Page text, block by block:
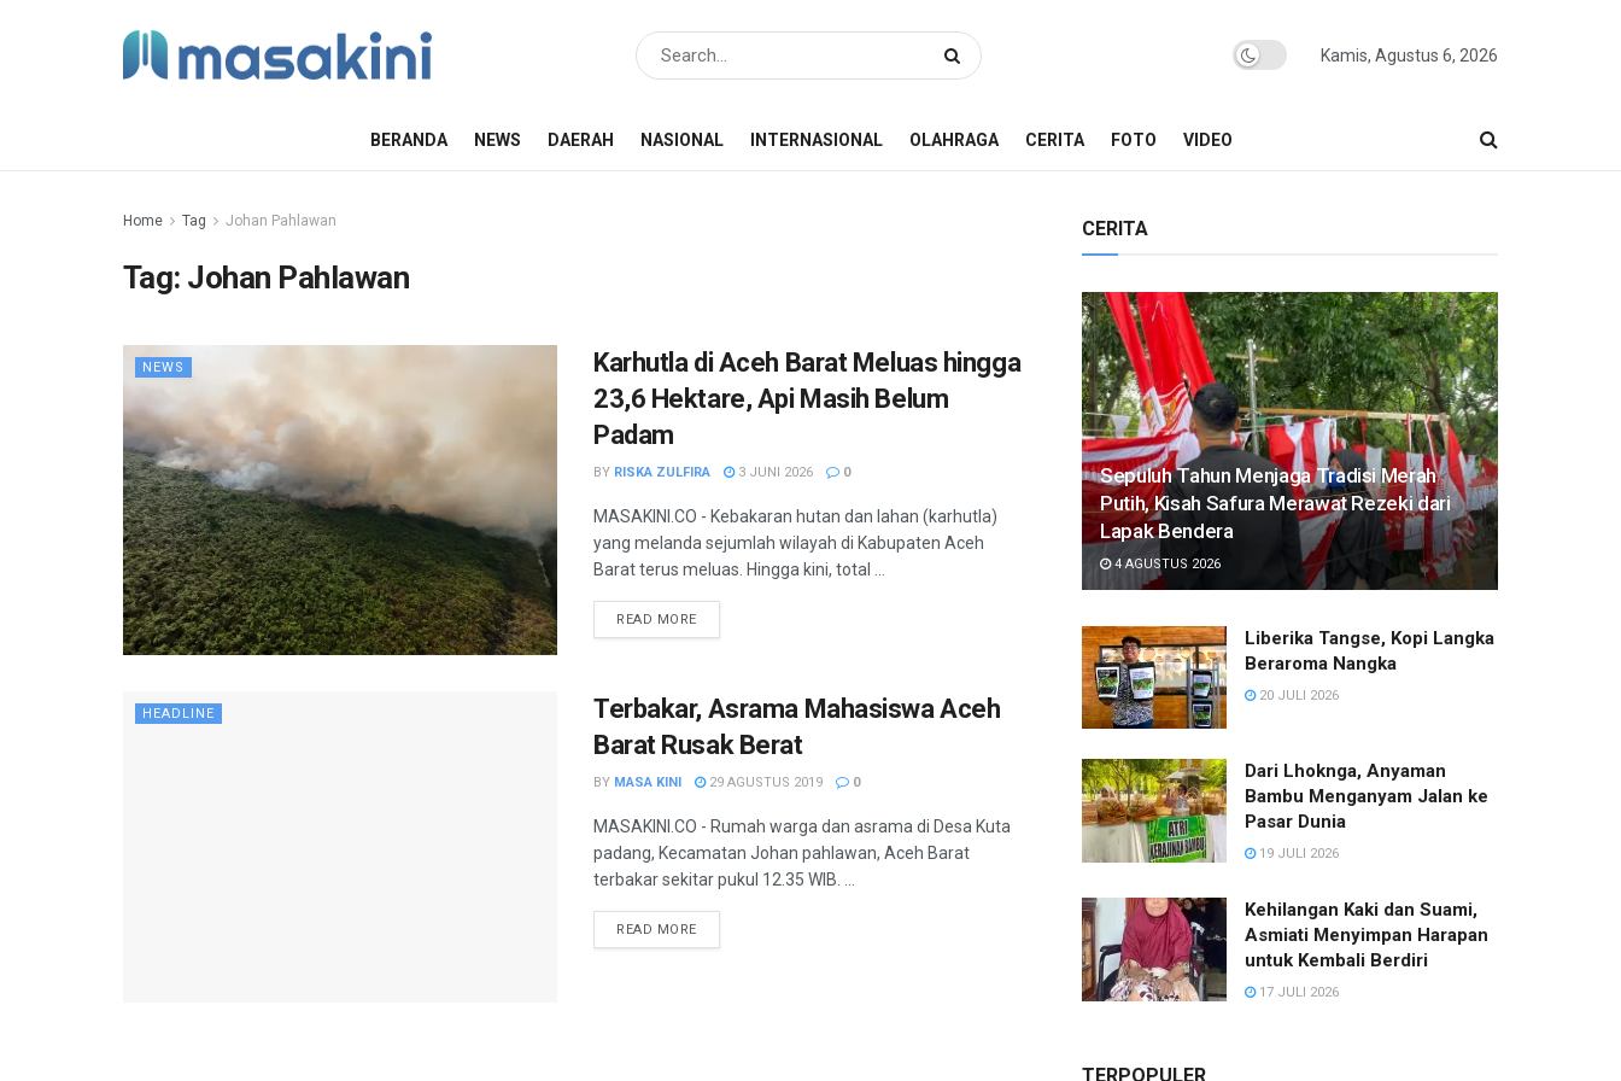
Kamis, Agustus 6, 2026
BERANDA NEWS DAERAH NASIONAL INTERNASIONAL OLAHRAGA CERITA FOTO VIDEO
Home Tag Johan Pahlawan
Tag: Johan Pahlawan
NEWS
Karhutla di Aceh Barat Meluas hingga
23,6 Hektare, Api Masih Belum
Padam
BY RISKA ZULFIRA 3 JUNI 2026 0
MASAKINI.CO - Kebakaran hutan dan lahan (karhutla)
yang melanda sejumlah wilayah di Kabupaten Aceh
Barat terus meluas. Hingga kini, total ...
READ MORE
HEADLINE
Terbakar, Asrama Mahasiswa Aceh
Barat Rusak Berat
BY MASA KINI 29 AGUSTUS 2019 0
MASAKINI.CO - Rumah warga dan asrama di Desa Kuta
padang, Kecamatan Johan pahlawan, Aceh Barat
terbakar sekitar pukul 12.35 WIB. ...
READ MORE
CERITA
Sepuluh Tahun Menjaga Tradisi Merah
Putih, Kisah Safura Merawat Rezeki dari
Lapak Bendera
4 AGUSTUS 2026
Liberika Tangse, Kopi Langka
Beraroma Nangka
20 JULI 2026
Dari Lhoknga, Anyaman
Bambu Menganyam Jalan ke
Pasar Dunia
19 JULI 2026
Kehilangan Kaki dan Suami,
Asmiati Menyimpan Harapan
untuk Kembali Berdiri
17 JULI 2026
TERPOPULER